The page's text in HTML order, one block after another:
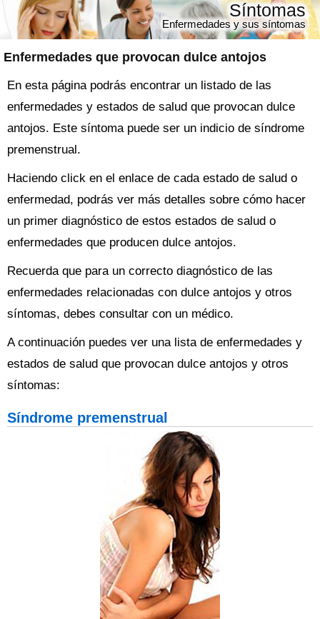
Enfermedades que provocan dulce antojos
Síntomas
Enfermedades y sus síntomas
En esta página podrás encontrar un listado de las
enfermedades y estados de salud que provocan dulce
antojos. Este síntoma puede ser un indicio de síndrome
premenstrual.
Haciendo click en el enlace de cada estado de salud o
enfermedad, podrás ver más detalles sobre cómo hacer
un primer diagnóstico de estos estados de salud o
enfermedades que producen dulce antojos.
Recuerda que para un correcto diagnóstico de las
enfermedades relacionadas con dulce antojos y otros
síntomas, debes consultar con un médico.
A continuación puedes ver una lista de enfermedades y
estados de salud que provocan dulce antojos y otros
síntomas:
Síndrome premenstrual